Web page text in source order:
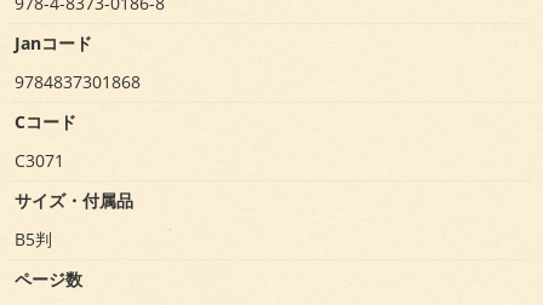
Janコード
9784837301868
Cコード
C3071
サイズ・付属品
B5判
ページ数